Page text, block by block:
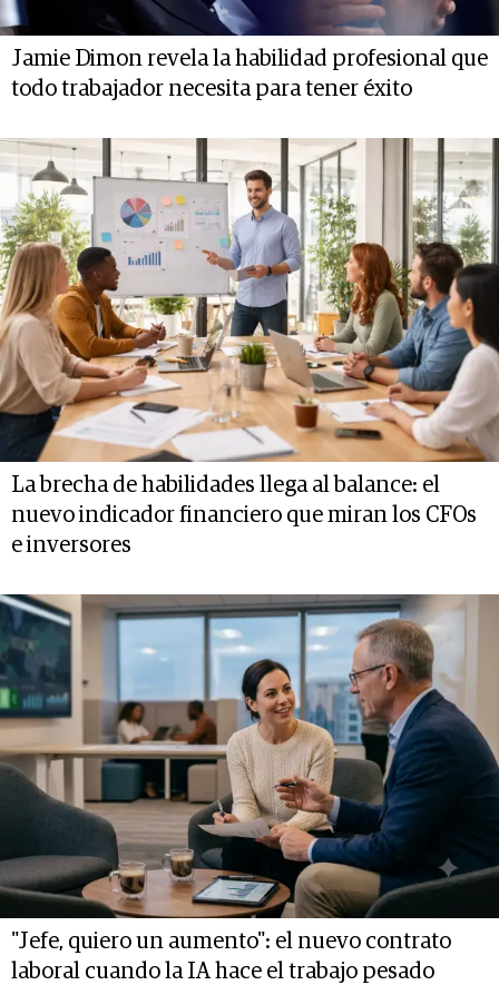
Jamie Dimon revela la habilidad profesional que
todo trabajador necesita para tener éxito
La brecha de habilidades llega al balance: el
nuevo indicador financiero que miran los CFOs
e inversores
"Jefe, quiero un aumento": el nuevo contrato
laboral cuando la IA hace el trabajo pesado